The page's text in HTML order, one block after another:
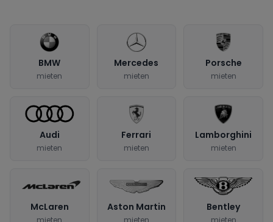
BMW
mieten
Mercedes
mieten
Porsche
mieten
Audi
mieten
Ferrari
mieten
Lamborghini
mieten
McLaren Aston Martin Bentley